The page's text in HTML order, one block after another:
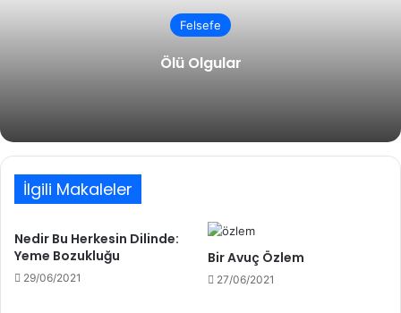
Felsefe
Ölü Olgular
İlgili Makaleler
Nedir Bu Herkesin Dilinde:
Yeme Bozukluğu
29/06/2021
Bir Avuç Özlem
27/06/2021